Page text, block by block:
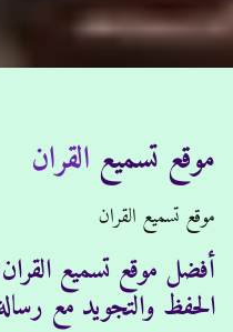
Home
/موقع تسميع القرانموقع تسميع القران
موقع تسميع القران
أفضل موقع تسميع
الحفظ والتجويد مع